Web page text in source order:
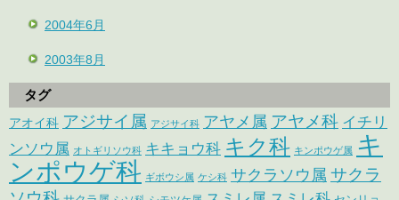
2004年6月
2003年8月
タグ
アオイ科 アジサイ属 アジサイ科 アヤメ属 アヤメ科 イチリ
ンソウ属 オトギリソウ科 キキョウ科 キク科 キンポウゲ属 キ
ンポウゲ科 ギボウシ属 ケシ科 サクラソウ属 サクラ